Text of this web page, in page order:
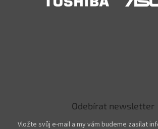
Odebírat newsletter
Vložte svůj e-mail a my vám budeme zasílat